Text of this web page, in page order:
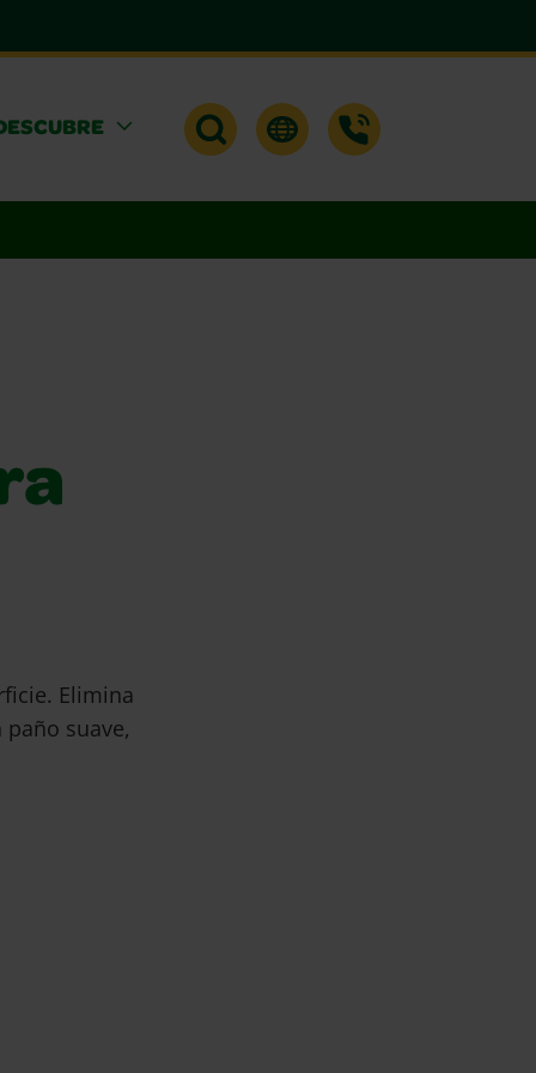
Elimina
suave,